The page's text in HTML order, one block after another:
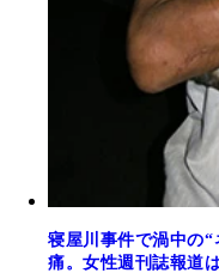
寝屋川事件で渦中の
痛。女性週刊誌報道